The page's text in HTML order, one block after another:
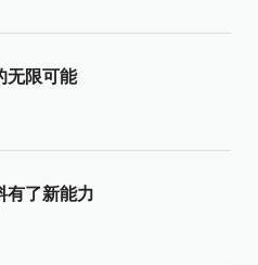
无限可能
有了新能力